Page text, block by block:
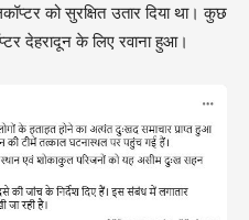
को सुरक्षित उतार दिया था। कुछ
देहरादून के लिए रवाना हुआ।